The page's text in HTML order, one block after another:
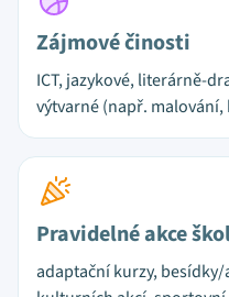
Zájmové činosti
ICT, jazykové, literárně-
výtvarné (např. malování,
Pravidelné akce
adaptační kurzy,